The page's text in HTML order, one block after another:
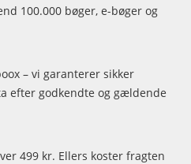
100.000 bøger, e-bøger og
– vi garanterer sikker
efter godkendte og gældende
499 kr. Ellers koster fragten